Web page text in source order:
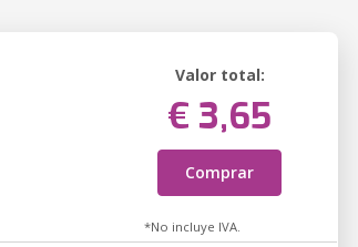
Valor total:
€ 3,65
Comprar
*No incluye IVA.